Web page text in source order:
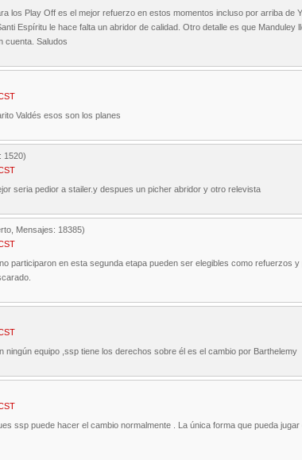
los Play Off es el mejor refuerzo en estos momentos incluso por arriba de
Espíritu le hace falta un abridor de calidad. Otro detalle es que Manduley
cuenta. Saludos
Valdés esos son los planes
1520)
seria pedior a stailer.y despues un picher abridor y otro relevista
Mensajes: 18385)
participaron en esta segunda etapa pueden ser elegibles como refuerzos y
ningún equipo ,ssp tiene los derechos sobre él es el cambio por Barthelemy
ssp puede hacer el cambio normalmente . La única forma que pueda